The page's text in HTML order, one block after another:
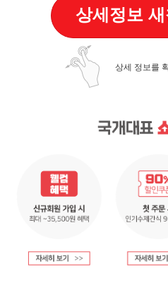
상세정보
상세 정보를